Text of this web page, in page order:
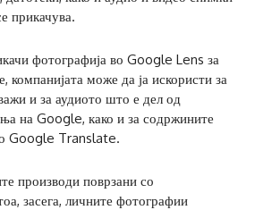
прикачува.
фотографија во Google Lens за
компанијата може да ја искористи за
и за аудиото што е дел од
на Google, како и за содржините
Google Translate.
производи поврзани со
засега, личните фотографии